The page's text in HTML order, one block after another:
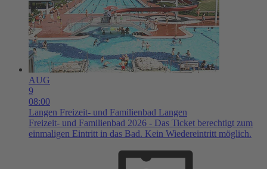
AUG
9
08:00
Langen Freizeit- und Familienbad Langen
Freizeit- und Familienbad 2026 - Das Ticket berechtigt zum
einmaligen Eintritt in das Bad. Kein Wiedereintritt möglich.